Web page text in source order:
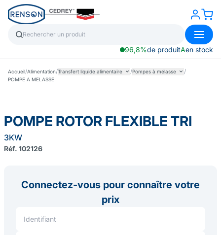
96,8%de produitAen stock
Accueil/Alimentation/Transfert liquide alimentaire /Pompes à mélasse /
POMPE A MELASSE
POMPE ROTOR FLEXIBLE TRI
3KW
Réf. 102126
Connectez-vous pour connaître votre
prix